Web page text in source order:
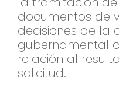
documentos de
decisiones de la
gubernamental
relación al
solicitud.